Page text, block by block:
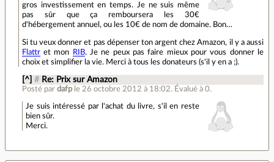
gros investissement en temps. Je ne suis même
pas sûr que ça remboursera les 30€
d'hébergement annuel, ou les 10€ de nom de domaine. Bon…
Si tu veux donner et pas dépenser ton argent chez Amazon, il y a aussi
Flattret mon RIB. Je ne peux pas faire mieux pour vous donner le
choix et simplifier la vie. Merci à tous les donateurs (s'il y en a ;).
[^] # Re: Prix sur Amazon
Posté pardafp le 26 octobre 2012 à 18:02. Évalué à0.
Je suis intéressé par l'achat du livre, s'il en reste
bien sûr.
Merci.